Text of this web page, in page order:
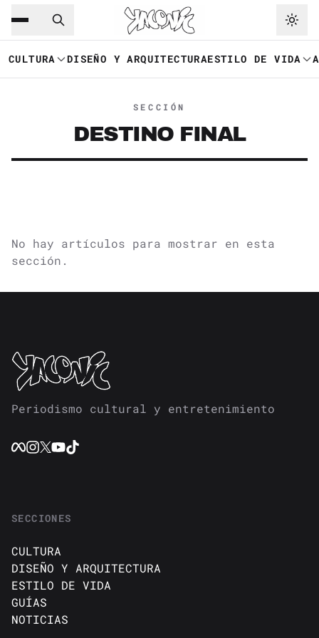
Saltar al contenido principal
CULTURA DISEÑO Y ARQUITECTURAESTILO DE VIDA
SECCIÓN
DESTINO FINAL
No hay artículos para mostrar en esta
sección.
Periodismo cultural y entretenimiento
SECCIONES
CULTURA
DISEÑO Y ARQUITECTURA
ESTILO DE VIDA
GUÍAS
NOTICIAS